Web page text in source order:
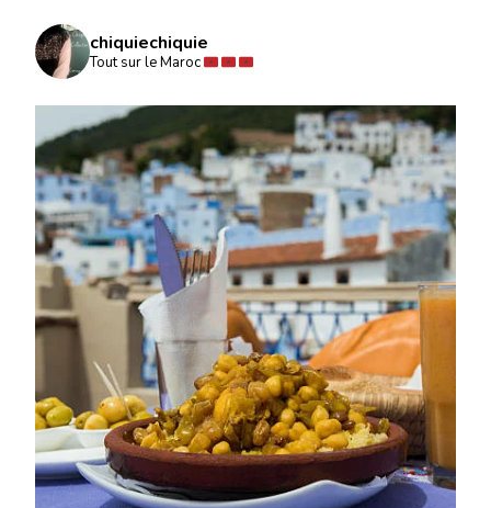
chiquiechiquie
Tout sur le Maroc